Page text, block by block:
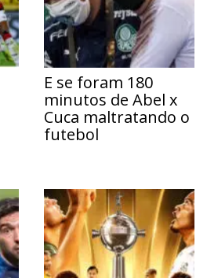
E se foram 180
minutos de Abel x
Cuca maltratando o
futebol